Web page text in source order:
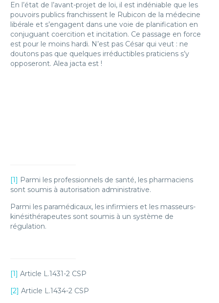
En l’état de l’avant-projet de loi, il est indéniable que les
pouvoirs publics franchissent le Rubicon de la médecine
libérale et s’engagent dans une voie de planification en
conjuguant coercition et incitation. Ce passage en force
est pour le moins hardi. N’est pas César qui veut : ne
doutons pas que quelques irréductibles praticiens s’y
opposeront. Alea jacta est !
[1] Parmi les professionnels de santé, les pharmaciens
sont soumis à autorisation administrative.
Parmi les paramédicaux, les infirmiers et les masseurs-
kinésithérapeutes sont soumis à un système de
régulation.
[1] Article L.1431-2 CSP
[2] Article L.1434-2 CSP